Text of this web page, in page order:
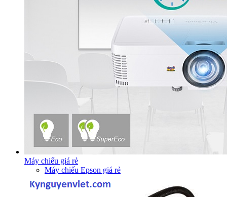
Máy chiếu giá rẻ
Máy chiếu Epson giá rẻ